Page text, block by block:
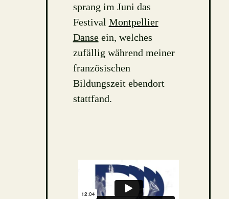
sprang im Juni das
Festival Montpellier
Danseein, welches
zufällig während meiner
französischen
Bildungszeit ebendort
stattfand.